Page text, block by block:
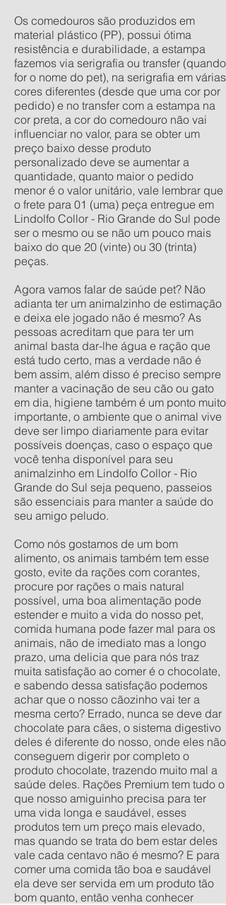
Os comedouros são produzidos em
material plástico (PP), possui ótima
resistência e durabilidade, a estampa
fazemos via serigrafia ou transfer (quando
for o nome do pet), na serigrafia em várias
cores diferentes (desde que uma cor por
pedido) e no transfer com a estampa na
cor preta, a cor do comedouro não vai
influenciar no valor, para se obter um
preço baixo desse produto
personalizado deve se aumentar a
quantidade, quanto maior o pedido
menor é o valor unitário, vale lembrar que
o frete para 01 (uma) peça entregue em
Lindolfo Collor - Rio Grande do Sul pode
ser o mesmo ou se não um pouco mais
baixo do que 20 (vinte) ou 30 (trinta)
peças.
Agora vamos falar de saúde pet? Não
adianta ter um animalzinho de estimação
e deixa ele jogado não é mesmo? As
pessoas acreditam que para ter um
animal basta dar-lhe água e ração que
está tudo certo, mas a verdade não é
bem assim, além disso é preciso sempre
manter a vacinação de seu cão ou gato
em dia, higiene também é um ponto muito
importante, o ambiente que o animal vive
deve ser limpo diariamente para evitar
possíveis doenças, caso o espaço que
você tenha disponível para seu
animalzinho em Lindolfo Collor - Rio
Grande do Sul seja pequeno, passeios
são essenciais para manter a saúde do
seu amigo peludo.
Como nós gostamos de um bom
alimento, os animais também tem esse
gosto, evite da rações com corantes,
procure por rações o mais natural
possível, uma boa alimentação pode
estender e muito a vida do nosso pet,
comida humana pode fazer mal para os
animais, não de imediato mas a longo
prazo, uma delicia que para nós traz
muita satisfação ao comer é o chocolate,
e sabendo dessa satisfação podemos
achar que o nosso cãozinho vai ter a
mesma certo? Errado, nunca se deve dar
chocolate para cães, o sistema digestivo
deles é diferente do nosso, onde eles não
conseguem digerir por completo o
produto chocolate, trazendo muito mal a
saúde deles. Rações Premium tem tudo o
que nosso amiguinho precisa para ter
uma vida longa e saudável, esses
produtos tem um preço mais elevado,
mas quando se trata do bem estar deles
vale cada centavo não é mesmo? E para
comer uma comida tão boa e saudável
ela deve ser servida em um produto tão
bom quanto, então venha conhecer